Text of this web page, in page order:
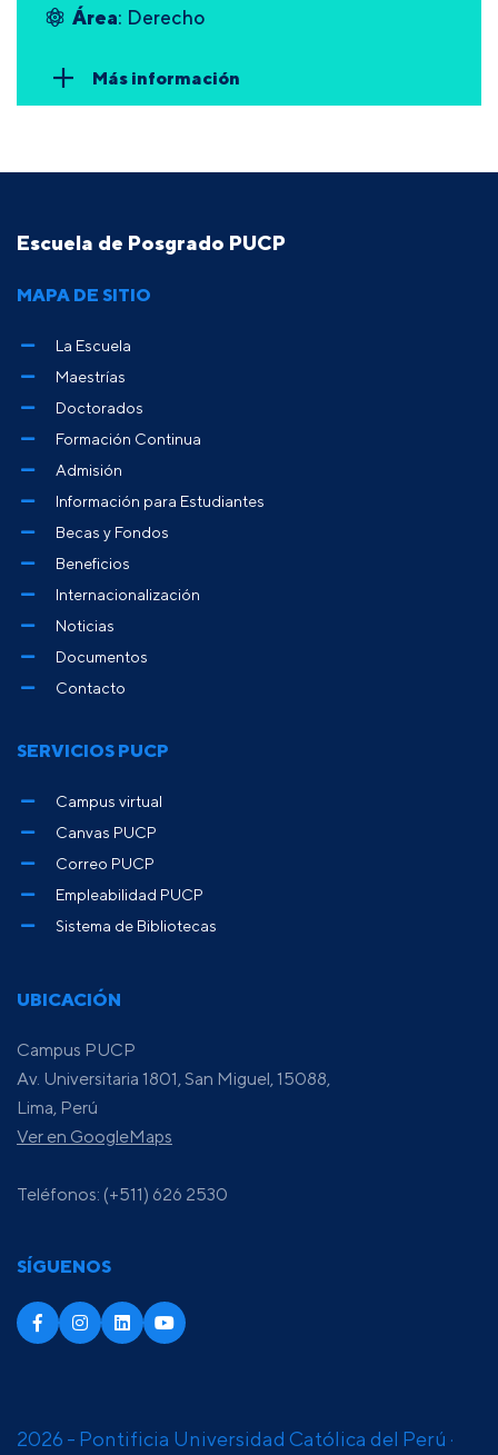
Área: Derecho
Más información
Escuela de Posgrado PUCP
UBICACIÓN
Campus PUCP
Av. Universitaria 1801, San Miguel, 15088,
Lima, Perú
Ver en GoogleMaps
Teléfonos: (+511) 626 2530
SÍGUENOS
MAPA DE SITIO
La Escuela
Maestrías
Doctorados
Formación Continua
Admisión
Información para Estudiantes
Becas y Fondos
Beneficios
Internacionalización
Noticias
Documentos
Contacto
SERVICIOS PUCP
Campus virtual
Canvas PUCP
Correo PUCP
Empleabilidad PUCP
Sistema de Bibliotecas
2026 - Pontificia Universidad Católica del Perú ·